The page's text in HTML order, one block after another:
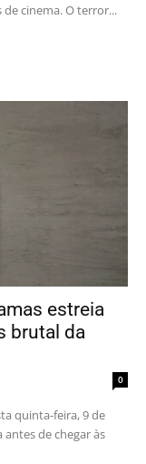
cinema. O terror...
estreia
brutal da
0
quinta-feira, 9 de
de chegar às